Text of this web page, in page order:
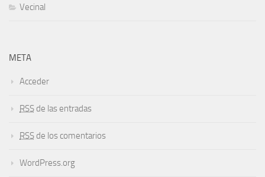
Vecinal
META
Acceder
RSS de las entradas
RSS de los comentarios
WordPress.org